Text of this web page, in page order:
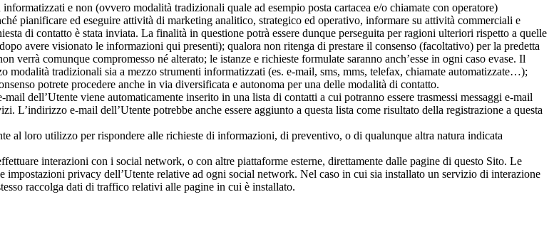
e non (ovvero modalità tradizionali quale ad esempio posta cartacea e/o chiamate con operatore)
pianificare ed eseguire attività di marketing analitico, strategico ed operativo, informare su attività commerciali e
di contatto è stata inviata. La finalità in questione potrà essere dunque perseguita per ragioni ulteriori rispetto a quelle
avere visionato le informazioni qui presenti); qualora non ritenga di prestare il consenso (facoltativo) per la predetta
comunque compromesso né alterato; le istanze e richieste formulate saranno anch’esse in ogni caso evase. Il
modalità tradizionali sia a mezzo strumenti informatizzati (es. e-mail, sms, mms, telefax, chiamate automatizzate…);
potrete procedere anche in via diversificata e autonoma per una delle modalità di contatto.
dell’Utente viene automaticamente inserito in una lista di contatti a cui potranno essere trasmessi messaggi e-mail
e-mail dell’Utente potrebbe anche essere aggiunto a questa lista come risultato della registrazione a questa
al loro utilizzo per rispondere alle richieste di informazioni, di preventivo, o di qualunque altra natura indicata
interazioni con i social network, o con altre piattaforme esterne, direttamente dalle pagine di questo Sito. Le
privacy dell’Utente relative ad ogni social network. Nel caso in cui sia installato un servizio di interazione
raccolga dati di traffico relativi alle pagine in cui è installato.